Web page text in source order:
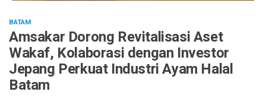
BATAM
Amsakar Dorong Revitalisasi Aset
Wakaf, Kolaborasi dengan Investor
Jepang Perkuat Industri Ayam Halal
Batam